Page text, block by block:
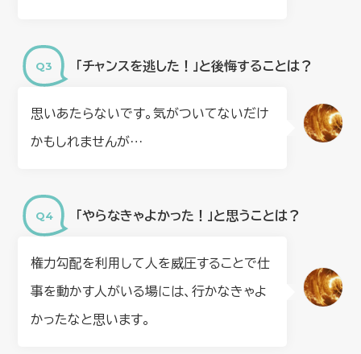
「チャンスを逃した！」と後悔することは？
思いあたらないです。気がついてないだけ
かもしれませんが…
「やらなきゃよかった！」と思うことは？
権力勾配を利用して人を威圧することで仕
事を動かす人がいる場には、行かなきゃよ
かったなと思います。